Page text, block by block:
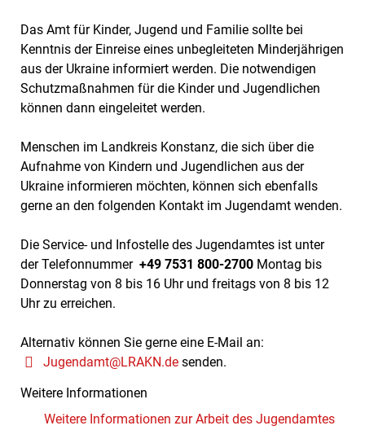
Das Amt für Kinder, Jugend und Familie sollte bei
Kenntnis der Einreise eines unbegleiteten Minderjährigen
aus der Ukraine informiert werden. Die notwendigen
Schutzmaßnahmen für die Kinder und Jugendlichen
können dann eingeleitet werden.
Menschen im Landkreis Konstanz, die sich über die
Aufnahme von Kindern und Jugendlichen aus der
Ukraine informieren möchten, können sich ebenfalls
gerne an den folgenden Kontakt im Jugendamt wenden.
Die Service- und Infostelle des Jugendamtes ist unter
der Telefonnummer +49 7531 800-2700 Montag bis
Donnerstag von 8 bis 16 Uhr und freitags von 8 bis 12
Uhr zu erreichen.
Alternativ können Sie gerne eine E-Mail an:
Jugendamt@LRAKN.de senden.
Weitere Informationen
Weitere Informationen zur Arbeit des Jugendamtes